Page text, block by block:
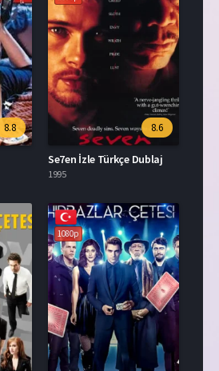
8.8 8.6
Se7en İzle Türkçe Dublaj
1995
1080p